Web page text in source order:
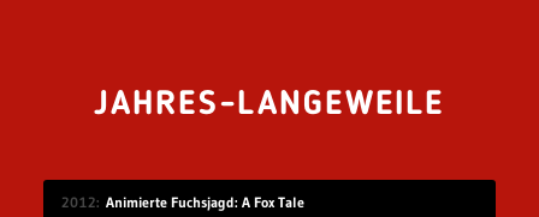
JAHRES-LANGEWEILE
2012 Animierte Fuchsjagd: A Fox Tale